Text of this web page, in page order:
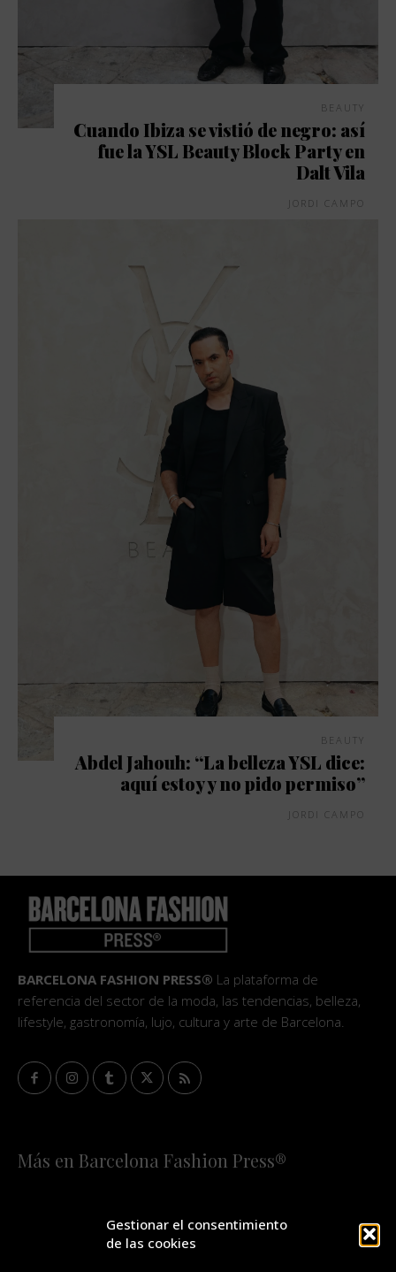
Gestionar el consentimiento
de las cookies
BEAUTY
Cuando Ibiza se vistió de negro: así
fue la YSL Beauty Block Party en
Dalt Vila
JORDI CAMPO
BEAUTY
Abdel Jahouh: “La belleza YSL dice:
aquí estoy y no pido permiso”
JORDI CAMPO
BARCELONA FASHION PRESS® La plataforma de
referencia del sector de la moda, las tendencias, belleza,
lifestyle, gastronomía, lujo, cultura y arte de Barcelona.
Más en Barcelona Fashion Press®
¡SUSCRÍBETE A NUESTRA FASHION NEWS!